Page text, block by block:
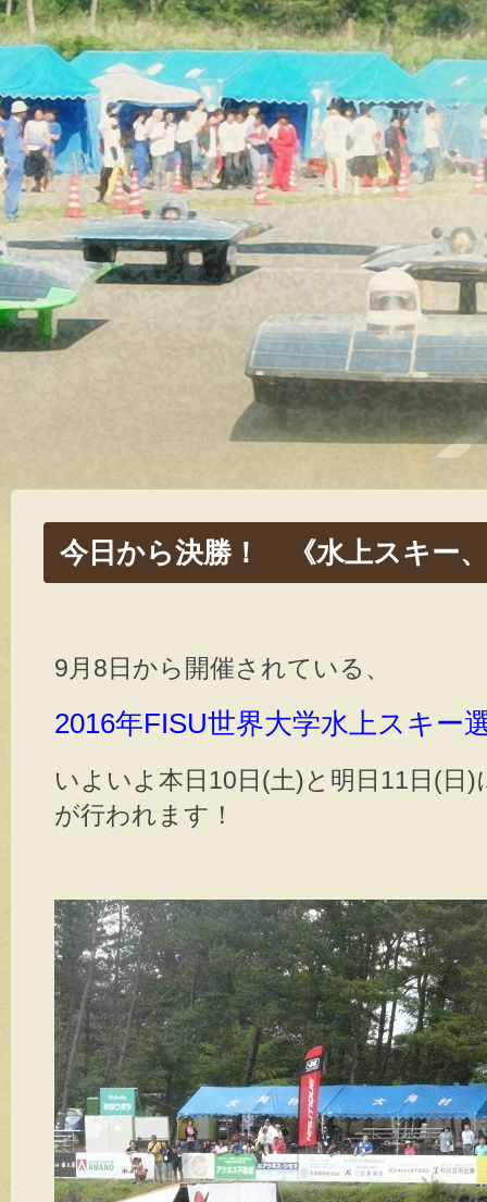
今日から決勝！ 《水上スキー
9月8日から開催されている、
2016年FISU世界大学水上スキー
いよいよ本日10日(土)と明日11日(日)
が行われます！